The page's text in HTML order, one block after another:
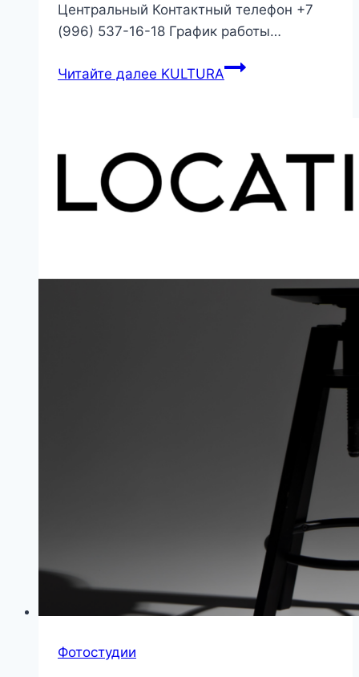
Центральный Контактный телефон +7
(996) 537-16-18 График работы…
Читайте далее KULTURA
Фотостудии